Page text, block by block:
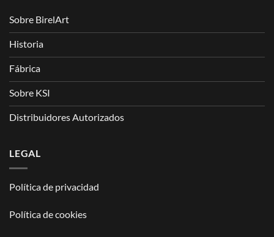
Sobre BirelArt
Historia
Fábrica
Sobre KSI
Distribuidores Autorizados
LEGAL
Política de privacidad
Política de cookies